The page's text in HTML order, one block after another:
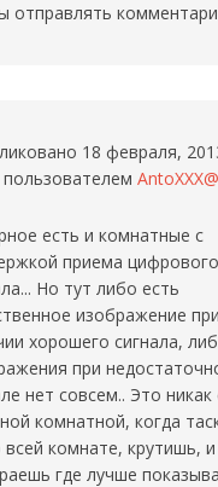
отправлять
18 февраля,
пользователем AntoXXX@
есть и комнатные с
приема цифрового
Но тут либо есть
изображение при
хорошего сигнала,
при
нет совсем.. Это никак
комнатной, когда
всей комнате, крутишь, и
где лучше